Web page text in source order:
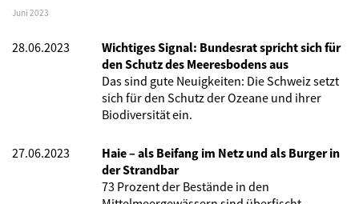
Juni 2023
28.06.2023
Wichtiges Signal: Bundesrat spricht sich für
den Schutz des Meeresbodens aus
Das sind gute Neuigkeiten: Die Schweiz setzt
sich für den Schutz der Ozeane und ihrer
Biodiversität ein.
27.06.2023
Haie – als Beifang im Netz und als Burger in
der Strandbar
73 Prozent der Bestände in den